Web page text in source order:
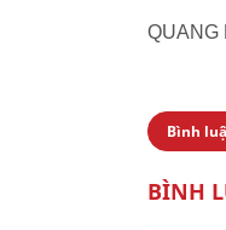
QUANG
Bình